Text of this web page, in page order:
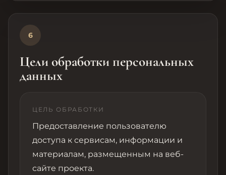
6
Цели обработки персональных
данных
ЦЕЛЬ ОБРАБОТКИ
Предоставление пользователю
доступа к сервисам, информации и
материалам, размещенным на веб-
сайте проекта.